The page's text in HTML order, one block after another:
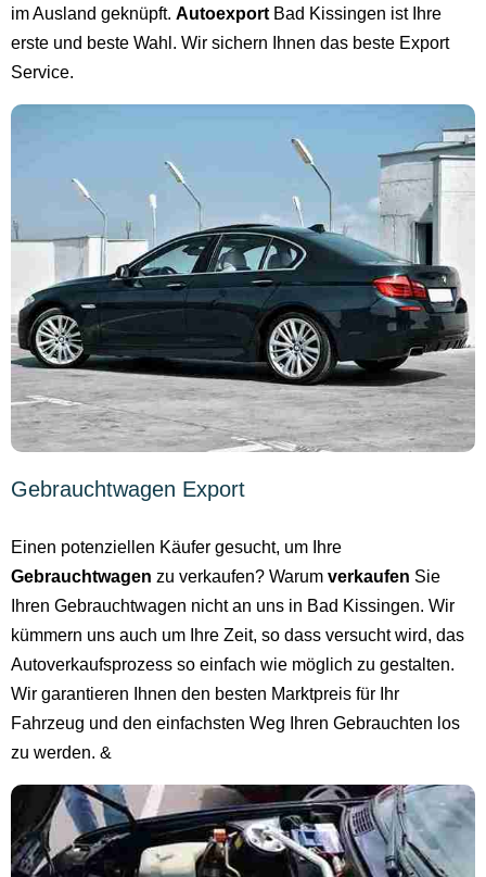
im Ausland geknüpft. Autoexport Bad Kissingen ist Ihre
erste und beste Wahl. Wir sichern Ihnen das beste Export
Service.
Gebrauchtwagen Export
Einen potenziellen Käufer gesucht, um Ihre
Gebrauchtwagen zu verkaufen? Warum verkaufen Sie
Ihren Gebrauchtwagen nicht an uns in Bad Kissingen. Wir
kümmern uns auch um Ihre Zeit, so dass versucht wird, das
Autoverkaufsprozess so einfach wie möglich zu gestalten.
Wir garantieren Ihnen den besten Marktpreis für Ihr
Fahrzeug und den einfachsten Weg Ihren Gebrauchten los
zu werden. &